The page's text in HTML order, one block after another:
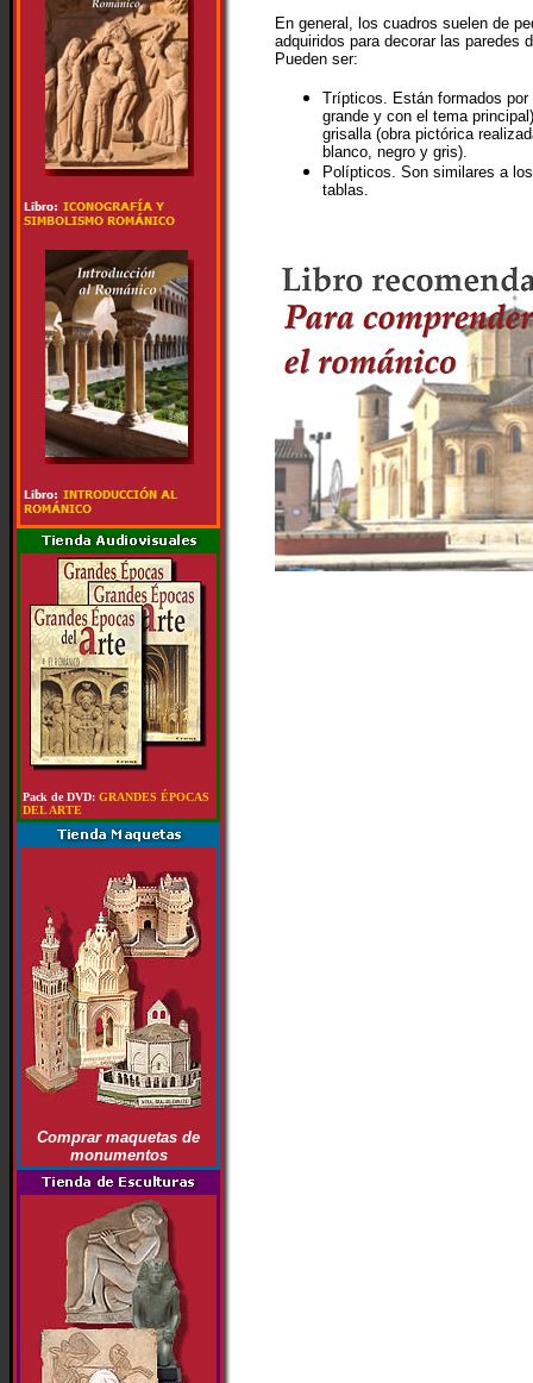
Pack de DVD: GRANDES ÉPOCAS
DEL ARTE
Comprar maquetas de
monumentos
En general, los cuadros suelen de
adquiridos para decorar las paredes
Pueden ser:
Trípticos. Están formados
grande y con el tema
grisalla (obra pictórica
blanco, negro y gris).
Polípticos. Son similares a
tablas.